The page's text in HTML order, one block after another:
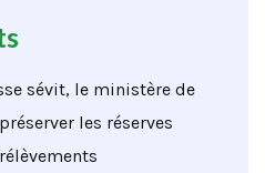
sévit, le ministère de
les réserves